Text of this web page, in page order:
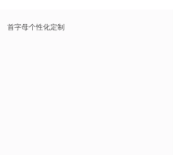
首字母个性化定制